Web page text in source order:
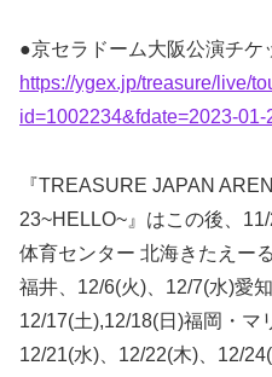
●京セラドーム大阪公演チケ
https://ygex.jp/treasure/live/
id=1002234&fdate=2023-
『TREASURE JAPAN
23~HELLO~』はこの後、
体育センター 北海きたえー
福井、12/6(火)、12/7(水)愛
12/17(土),12/18(日)福岡・マ
12/21(水)、12/22(木)、12/